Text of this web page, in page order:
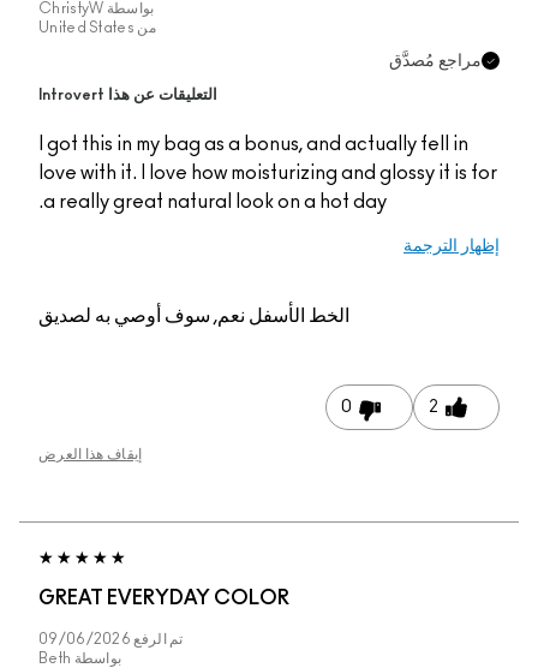
بواسطةChristyW
United States
مراجع مُصدَّق
التعليقات عن هذا Introvert
I got this in my bag as a bonus, and actually fell in
love with it. I love how moisturizing and glossy it is for
a really great natural look on a hot day.
إظهار الترجمة
الخط الأسفلنعم, سوف أوصي به لصديق
2
0
إيقاف هذا العرض
GREAT EVERYDAY COLOR
تم الرفع 09/06/2026
بواسطةBeth